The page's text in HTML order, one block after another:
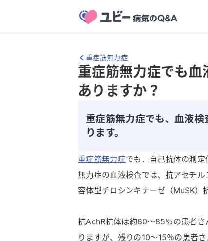
重症筋無力症
重症筋無力症でも血
ありますか？
重症筋無力症でも、血液
ります。
重症筋無力症でも、自己抗体の測定
無力症の血液検査では、抗アセチ
容体型チロシンキナーゼ（MuSK）
抗AchR抗体は約80～85％の患者
りますが、残りの10～15％の患者